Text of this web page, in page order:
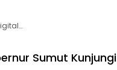
Sumut Kunjungi